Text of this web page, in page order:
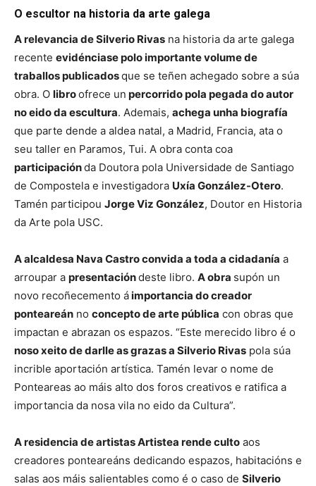
O escultor na historia da arte galega
A relevancia de Silverio Rivas na historia da arte galega
recente evidénciase polo importante volume de
traballos publicadosque se teñen achegado sobre a súa
obra. O libroofrece un percorrido pola pegada do autor
no eido da escultura. Ademais, achega unha biografía
que parte dende a aldea natal, a Madrid, Francia, ata o
seu taller en Paramos, Tui. A obra conta coa
participaciónda Doutora pola Universidade de Santiago
de Compostela e investigadora Uxía González-Otero.
Tamén participou Jorge Viz González, Doutor en Historia
da Arte pola USC.
A alcaldesa Nava Castro convida a toda a cidadanía a
arroupar a presentacióndeste libro. A obra supón un
novo recoñecemento áimportancia do creador
ponteareán no concepto de arte pública con obras que
impactan e abrazan os espazos. “Este merecido libro é o
noso xeito de darlle as grazas a Silverio Rivas pola súa
incrible aportación artística. Tamén levar o nome de
Ponteareas ao máis alto dos foros creativos e ratifica a
importancia da nosa vila no eido da Cultura”.
A residencia de artistas Artistea rende culto aos
creadores ponteareáns dedicando espazos, habitacións e
salas aos máis salientables como é o caso de Silverio